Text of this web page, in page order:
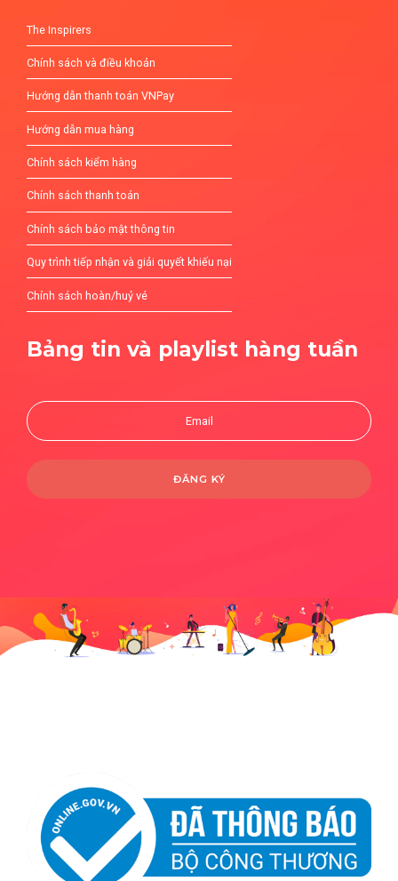
The Inspirers
Chính sách và điều khoản
Hướng dẫn thanh toán VNPay
Hướng dẫn mua hàng
Chính sách kiểm hàng
Chính sách thanh toán
Chính sách bảo mật thông tin
Quy trình tiếp nhận và giải quyết khiếu nại
Chính sách hoàn/huỷ vé
Bảng tin và playlist hàng tuần